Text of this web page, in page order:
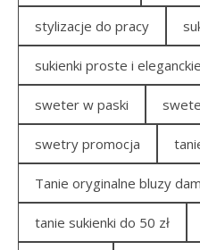
stylizacje do pracy
sukienki proste i eleganckie
sweter w paski
swetry promocja
Tanie oryginalne bluzy
tanie sukienki do 50 zł